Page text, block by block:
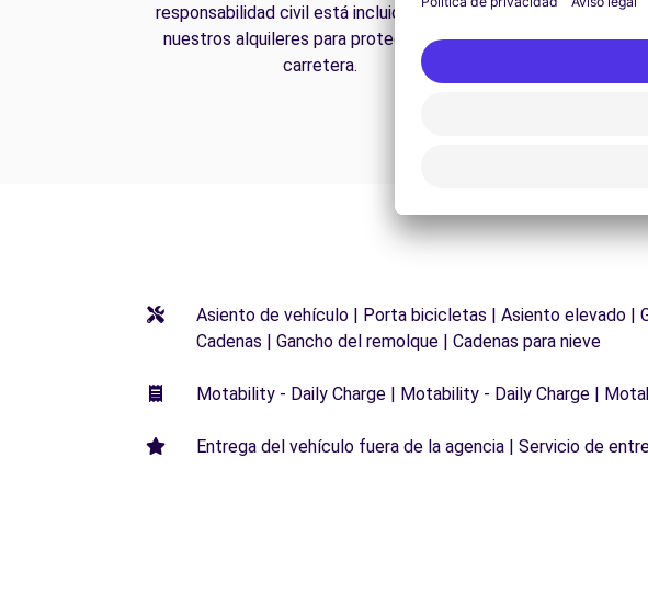
responsabilidad civil está incluido en todos
nuestros alquileres para protegerte en la
carretera.
asistencia
para
Asiento de vehículo | Porta bicicletas | Asiento elevado |
Cadenas | Gancho del remolque | Cadenas para nieve
Motability - Daily Charge | Motability - Daily Charge |
Entrega del vehículo fuera de la agencia | Servicio de